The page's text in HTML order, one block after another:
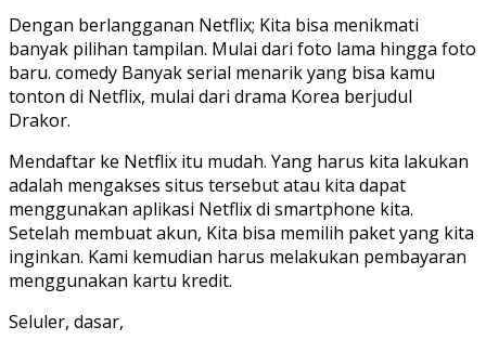
Dengan berlangganan Netflix; Kita bisa menikmati
banyak pilihan tampilan. Mulai dari foto lama hingga foto
baru. comedy Banyak serial menarik yang bisa kamu
tonton di Netflix, mulai dari drama Korea berjudul
Drakor.
Mendaftar ke Netflix itu mudah. Yang harus kita lakukan
adalah mengakses situs tersebut atau kita dapat
menggunakan aplikasi Netflix di smartphone kita.
Setelah membuat akun, Kita bisa memilih paket yang kita
inginkan. Kami kemudian harus melakukan pembayaran
menggunakan kartu kredit.
Seluler, dasar,